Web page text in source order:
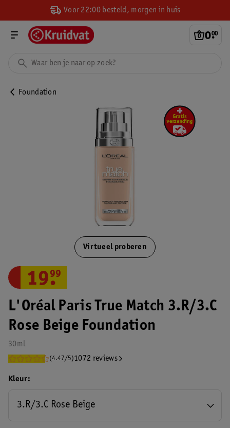
Voor 22:00 besteld, morgen in huis
0.
00
Foundation
Virtueel proberen
L'Oréal Paris True Match 3.R/3.C
Rose Beige Foundation
30ml
(4.47/5)1072 reviews
19.
99
Kleur
3.R/3.C Rose Beige